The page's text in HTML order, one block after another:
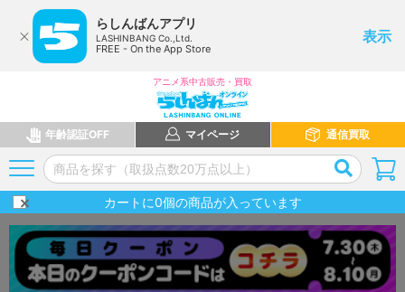
らしんばんアプリ
LASHINBANG Co.,Ltd.
FREE - On the App Store
表示
アニメ系中古販売・買取
年齢認証OFF マイページ 通信買取
カートに0個の商品が入っています